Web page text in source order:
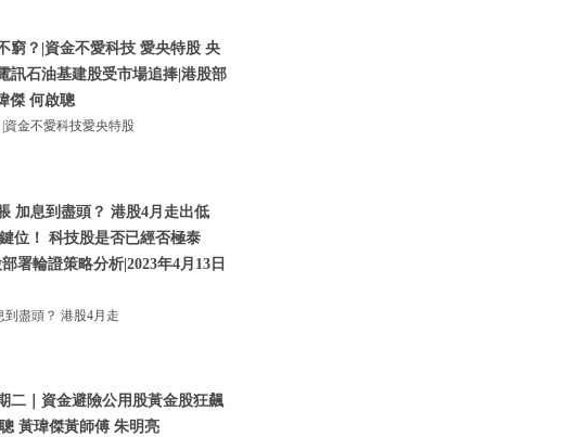
窮？|資金不愛科技 愛央特股 央
訊石油基建股受市場追捧|港股部
傑 何啟聰
資金不愛科技愛央特股
加息到盡頭？ 港股4月走出低
位！ 科技股是否已經否極泰
署輪證策略分析|2023年4月13日
到盡頭？ 港股4月走
二｜資金避險公用股黃金股狂飆
黃瑋傑黃師傅 朱明亮